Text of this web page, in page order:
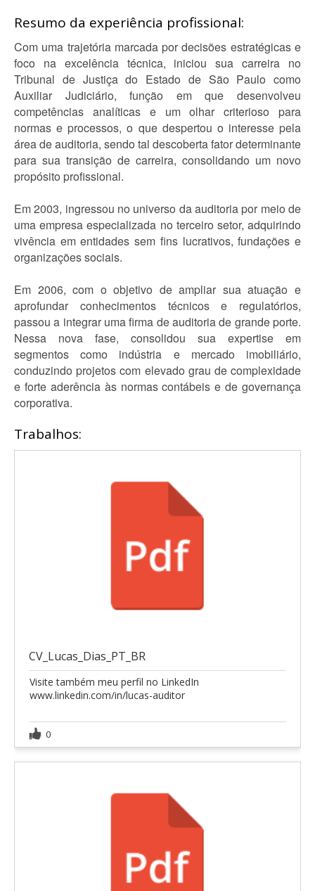
Resumo da experiência profissional:
Com uma trajetória marcada por decisões estratégicas e
foco na excelência técnica, iniciou sua carreira no
Tribunal de Justiça do Estado de São Paulo como
Auxiliar Judiciário, função em que desenvolveu
competências analíticas e um olhar criterioso para
normas e processos, o que despertou o interesse pela
área de auditoria, sendo tal descoberta fator determinante
para sua transição de carreira, consolidando um novo
propósito profissional.
Em 2003, ingressou no universo da auditoria por meio de
uma empresa especializada no terceiro setor, adquirindo
vivência em entidades sem fins lucrativos, fundações e
organizações sociais.
Em 2006, com o objetivo de ampliar sua atuação e
aprofundar conhecimentos técnicos e regulatórios,
passou a integrar uma firma de auditoria de grande porte.
Nessa nova fase, consolidou sua expertise em
segmentos como indústria e mercado imobiliário,
conduzindo projetos com elevado grau de complexidade
e forte aderência às normas contábeis e de governança
corporativa.
Trabalhos:
CV_Lucas_Dias_PT_BR
Visite também meu perfil no LinkedIn
www.linkedin.com/in/lucas-auditor
0